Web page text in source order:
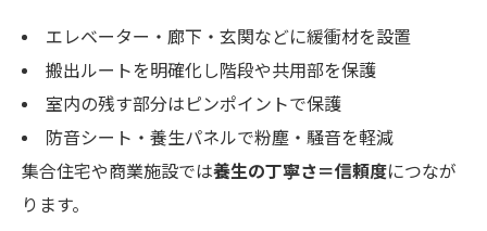
エレベーター・廊下・玄関などに緩衝材を設置
搬出ルートを明確化し階段や共用部を保護
室内の残す部分はピンポイントで保護
防音シート・養生パネルで粉塵・騒音を軽減
集合住宅や商業施設では養生の丁寧さ＝信頼度につなが
ります。